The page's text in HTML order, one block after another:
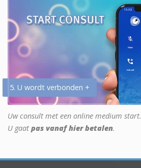
5. U wordt verbonden +
Uw consult met een online medium start.
U gaat pas vanaf hier betalen.